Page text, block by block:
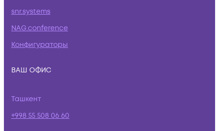
snr.systems
NAG.conference
Конфигураторы
ВАШ ОФИС
Ташкент
+998 55 508 06 60